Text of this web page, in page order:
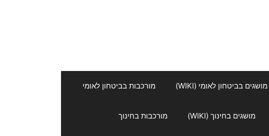
מושגים בביטחון לאומי (WIKI) מורכבות בביטחון לאומי
מושגים בחינוך (WIKI) מורכבות בחינוך